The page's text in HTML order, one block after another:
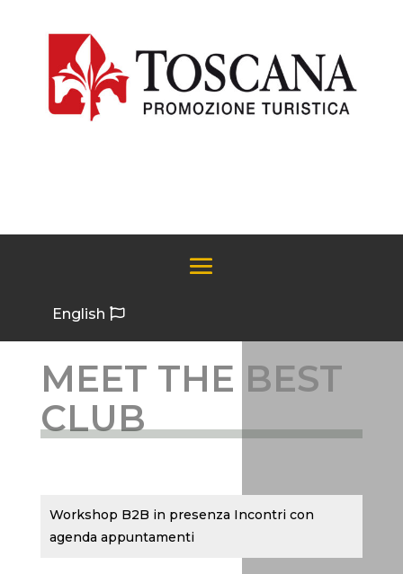
English
MEET THE BEST
CLUB
Workshop B2B in presenza Incontri con
agenda appuntamenti